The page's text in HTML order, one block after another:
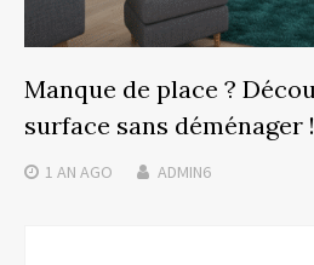
Manque de place ?
surface sans déménager !
1 AN AGO ADMIN6